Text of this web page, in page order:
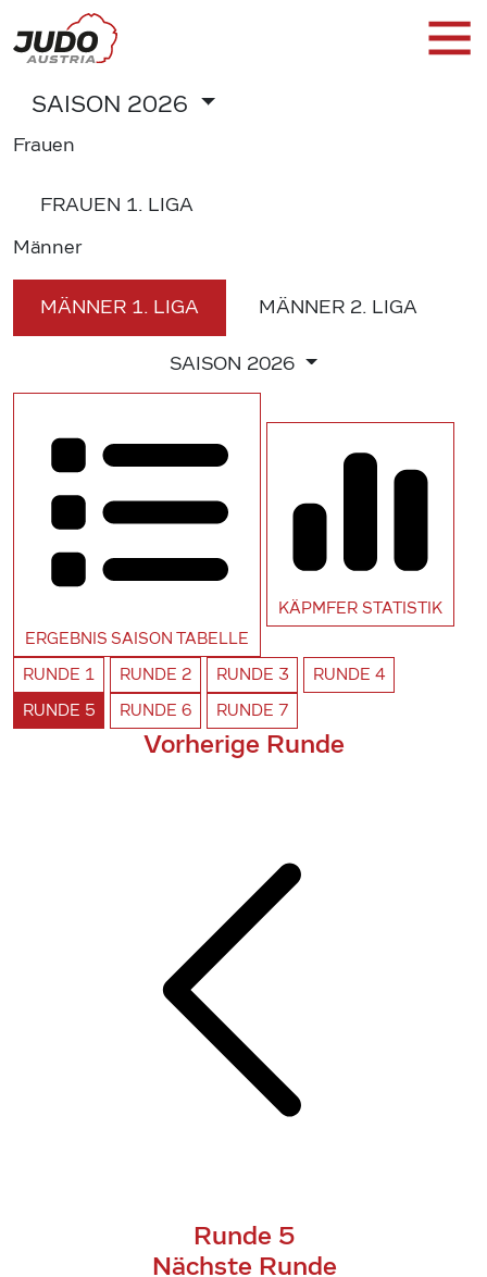
SAISON 2026
Frauen
FRAUEN 1. LIGA
Männer
MÄNNER 1. LIGA MÄNNER 2. LIGA
SAISON 2026
ERGEBNIS SAISON TABELLE
KÄPMFER STATISTIK
RUNDE 1 RUNDE 2 RUNDE 3 RUNDE 4
RUNDE 5 RUNDE 6 RUNDE 7
Vorherige Runde
Runde 5
Nächste Runde